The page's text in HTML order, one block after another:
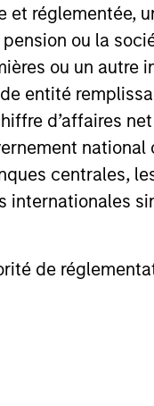
réglementée,
ou la
ou un autre
entité
d’affaires
centrales,
internationales
de